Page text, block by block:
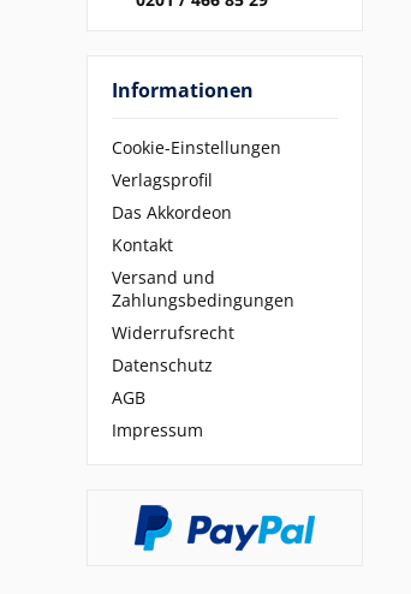
Informationen
Cookie-Einstellungen
Verlagsprofil
Das Akkordeon
Kontakt
Versand und
Zahlungsbedingungen
Widerrufsrecht
Datenschutz
AGB
Impressum